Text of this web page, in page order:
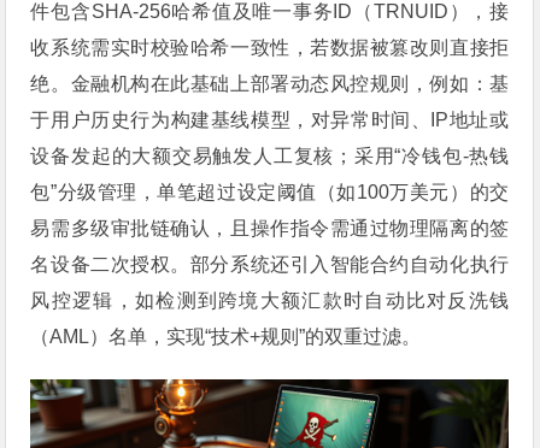
件包含SHA-256哈希值及唯一事务ID（TRNUID），接
收系统需实时校验哈希一致性，若数据被篡改则直接拒
绝。金融机构在此基础上部署动态风控规则，例如：基
于用户历史行为构建基线模型，对异常时间、IP地址或
设备发起的大额交易触发人工复核；采用“冷钱包-热钱
包”分级管理，单笔超过设定阈值（如100万美元）的交
易需多级审批链确认，且操作指令需通过物理隔离的签
名设备二次授权。部分系统还引入智能合约自动化执行
风控逻辑，如检测到跨境大额汇款时自动比对反洗钱
（AML）名单，实现“技术+规则”的双重过滤。